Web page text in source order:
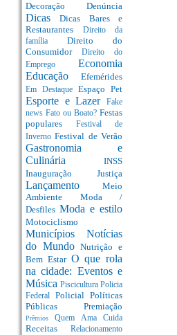
Decoração Denúncia
DicasDicas Bares e
Restaurantes
Direito da
família Direito do
Consumidor Direito do
Emprego Economia
Educação Efemérides
Em Destaque Espaço Pet
Esporte e Lazer
Fake
news Fato ou Boato? Festas
populares
Festival de
InvernoFestival de Verão
Gastronomia e
Culinária INSS
Inauguração Justiça
Lançamento Meio
Ambiente Moda /
Desfiles Moda e estilo
Motociclismo
Municípios Notícias
do MundoNutrição e
Bem Estar O que rola
na cidade: Eventos e
Música Piscicultura Policia
Federal Policial Políticas
Públicas Premiação
PrêmiosQuem Ama Cuida
Receitas Relacionamento